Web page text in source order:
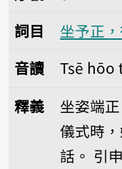
詞目
坐予正
音讀
Tsē
釋義
坐姿端
儀式時
話。 引